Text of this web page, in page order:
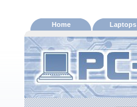
Home Laptops